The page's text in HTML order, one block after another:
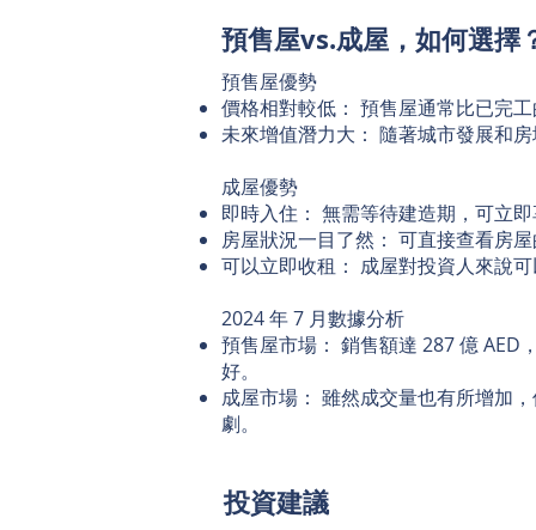
預售屋vs.成屋，如何選擇
預售屋優勢
價格相對較低： 預售屋通常比已完
未來增值潛力大： 隨著城市發展和
成屋優勢
即時入住： 無需等待建造期，可立
房屋狀況一目了然： 可直接查看房
可以立即收租： 成屋對投資人來說
2024 年 7 月數據分析
預售屋市場： 銷售額達 287 億 AED
好。
成屋市場： 雖然成交量也有所增加
劇。
投資建議